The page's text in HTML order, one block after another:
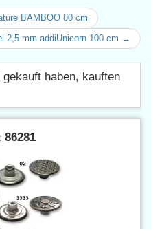
BAMBOO 80 cm
2,5 mm addiUnicorn 100 cm →
haben, kauften
86281